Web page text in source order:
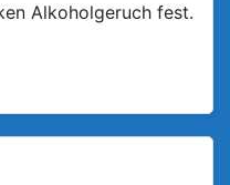
Alkoholgeruch fest.